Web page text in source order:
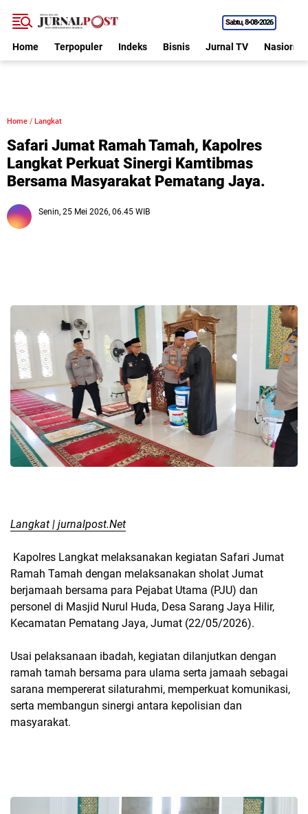
Sabtu 8•08•2026
Home Terpopuler Indeks Bisnis Jurnal TV Nasional
Home / Langkat
Safari Jumat Ramah Tamah, Kapolres
Langkat Perkuat Sinergi Kamtibmas
Bersama Masyarakat Pematang Jaya.
Senin, 25 Mei 2026, 06.45 WIB
Langkat | jurnalpost.Net
Kapolres Langkat melaksanakan kegiatan Safari Jumat
Ramah Tamah dengan melaksanakan sholat Jumat
berjamaah bersama para Pejabat Utama (PJU) dan
personel di Masjid Nurul Huda, Desa Sarang Jaya Hilir,
Kecamatan Pematang Jaya, Jumat (22/05/2026).
Usai pelaksanaan ibadah, kegiatan dilanjutkan dengan
ramah tamah bersama para ulama serta jamaah sebagai
sarana mempererat silaturahmi, memperkuat komunikasi,
serta membangun sinergi antara kepolisian dan
masyarakat.